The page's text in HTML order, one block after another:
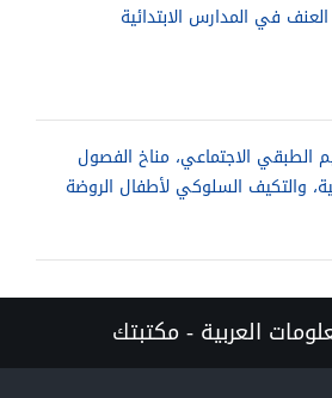
في المدارس الابتدائية
الطبقي الاجتماعي، مناخ الفصول
والتكيف السلوكي لأطفال الروضة
العربية - مكتبتك